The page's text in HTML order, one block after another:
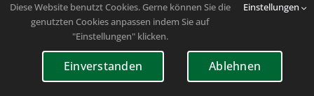
Diese Website benutzt Cookies. Gerne können Sie die
genutzten Cookies anpassen indem Sie auf
"Einstellungen" klicken.
Einstellungen
Einverstanden Ablehnen